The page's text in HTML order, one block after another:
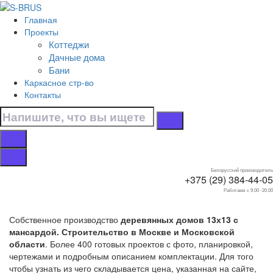
Перейти к контенту
Главная
Проекты
Коттеджи
Дачные дома
Бани
Каркасное стр-во
Контакты
Белорусский производитель
+375 (29) 384-44-05
Работаем с 9.00 -20.00
Главная
С мансардой
13х13
Дома 13х13 с
мансардой
Собственное производство деревянных домов 13х13 с
мансардой. Строительство в Москве и Московской
области. Более 400 готовых проектов с фото, планировкой,
чертежами и подробным описанием комплектации. Для того
чтобы узнать из чего складывается цена, указанная на сайте,